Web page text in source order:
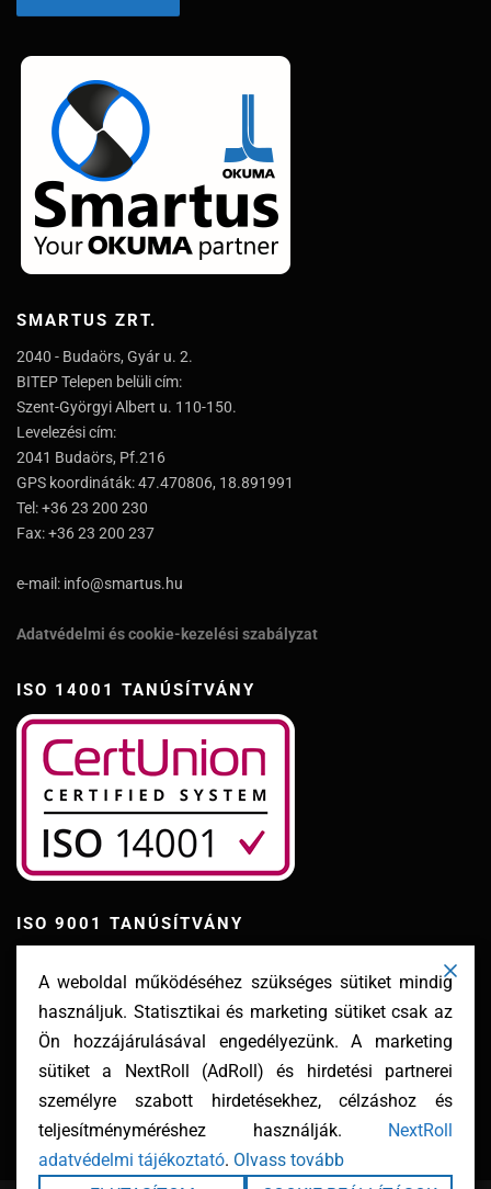
SMARTUS ZRT.
2040 - Budaörs, Gyár u. 2.
BITEP Telepen belüli cím:
Szent-Györgyi Albert u. 110-150.
Levelezési cím:
2041 Budaörs, Pf.216
GPS koordináták: 47.470806, 18.891991
Tel: +36 23 200 230
Fax: +36 23 200 237
e-mail: info@smartus.hu
Adatvédelmi és cookie-kezelési szabályzat
ISO 14001 TANÚSÍTVÁNY
ISO 9001 TANÚSÍTVÁNY
A weboldal működéséhez szükséges sütiket mindig
használjuk. Statisztikai és marketing sütiket csak az
Ön hozzájárulásával engedélyezünk. A marketing
sütiket a NextRoll (AdRoll) és hirdetési partnerei
személyre szabott hirdetésekhez, célzáshoz és
teljesítményméréshez használják. NextRoll
adatvédelmi tájékoztató. Olvass tovább